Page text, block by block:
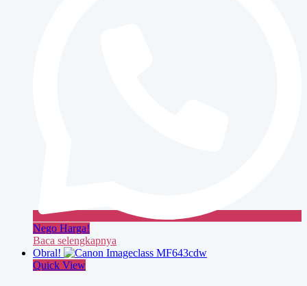
Nego Harga!
Baca selengkapnya
Obral!
Quick View